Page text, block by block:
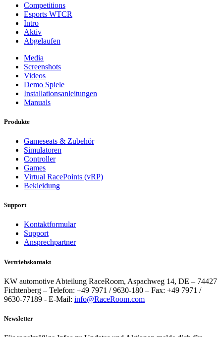
Competitions
Esports WTCR
Intro
Aktiv
Abgelaufen
Media
Screenshots
Videos
Demo Spiele
Installationsanleitungen
Manuals
Produkte
Gameseats & Zubehör
Simulatoren
Controller
Games
Virtual RacePoints (vRP)
Bekleidung
Support
Kontaktformular
Support
Ansprechpartner
Vertriebskontakt
KW automotive Abteilung RaceRoom, Aspachweg 14, DE – 74427
Fichtenberg – Telefon: +49 7971 / 9630-180 – Fax: +49 7971 /
9630-77189 - E-Mail: info@RaceRoom.com
Newsletter